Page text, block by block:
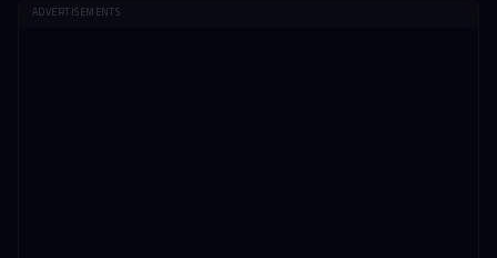
ADVERTISEMENTS